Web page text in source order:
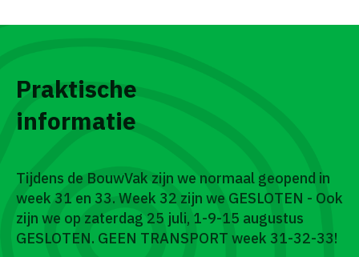
Praktische
informatie
Tijdens de BouwVak zijn we normaal geopend in
week 31 en 33. Week 32 zijn we GESLOTEN - Ook
zijn we op zaterdag 25 juli, 1-9-15 augustus
GESLOTEN. GEEN TRANSPORT week 31-32-33!